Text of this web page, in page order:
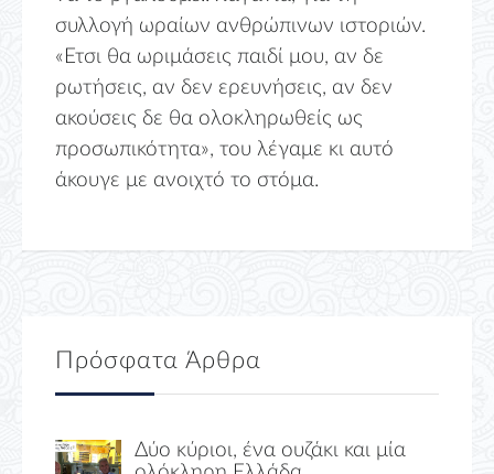
συλλογή ωραίων ανθρώπινων ιστοριών.
«Ετσι θα ωριμάσεις παιδί μου, αν δε
ρωτήσεις, αν δεν ερευνήσεις, αν δεν
ακούσεις δε θα ολοκληρωθείς ως
προσωπικότητα», του λέγαμε κι αυτό
άκουγε με ανοιχτό το στόμα.
Πρόσφατα Άρθρα
Δύο κύριοι, ένα ουζάκι και μία